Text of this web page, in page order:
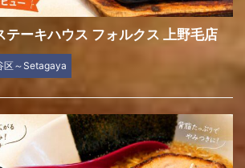
テーキハウス フォルクス 上野毛店
区～Setagaya